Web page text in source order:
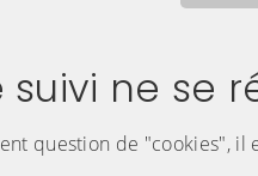
suivi ne se
question de "cookies",